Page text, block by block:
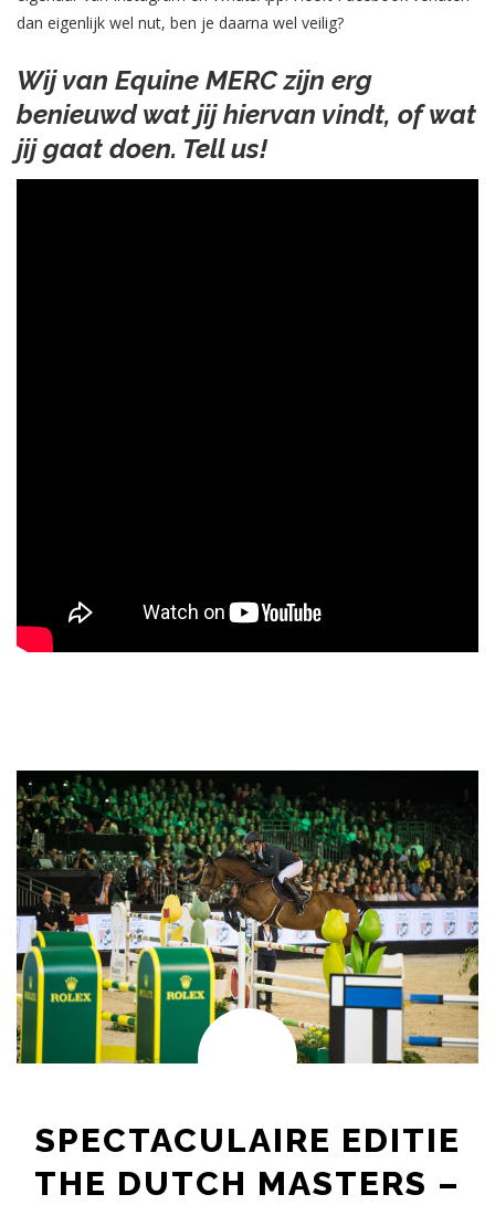
dan eigenlijk wel nut, ben je daarna wel veilig?
Wij van Equine MERC zijn erg
benieuwd wat jij hiervan vindt, of wat
jij gaat doen. Tell us!
SPECTACULAIRE EDITIE
THE DUTCH MASTERS –